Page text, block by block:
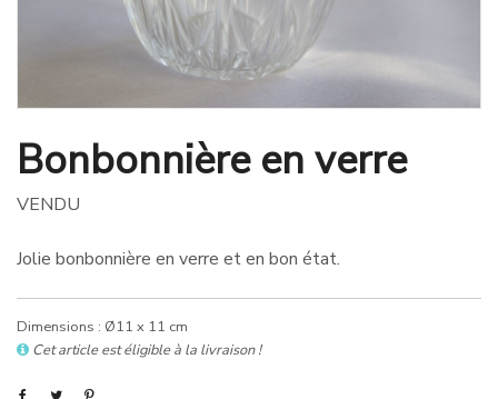
Bonbonnière en verre
VENDU
Jolie bonbonnière en verre et en bon état.
Dimensions : Ø11 x 11 cm
Cet article est éligible à la livraison !